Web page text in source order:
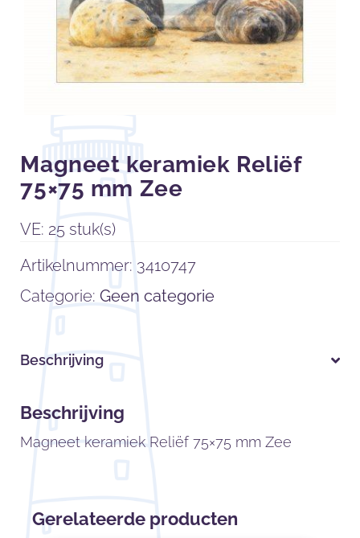
Magneet keramiek Reliëf
75×75 mm Zee
VE: 25 stuk(s)
Artikelnummer: 3410747
Categorie:Geen categorie
Beschrijving
Beschrijving
Magneet keramiek Reliëf 75×75 mm Zee
Gerelateerde producten